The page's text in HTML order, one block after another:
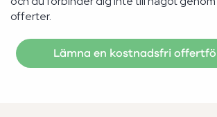
offerter.
Lämna en kostnadsfri